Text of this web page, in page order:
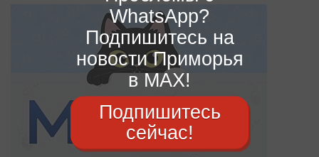
WhatsApp?
Подпишитесь на
новости Приморья
в MAX!
Подпишитесь
сейчас!